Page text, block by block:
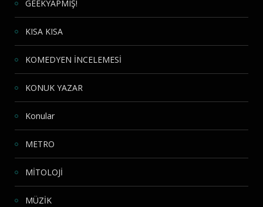
GEEKYAPMIŞ!
KISA KISA
KOMEDYEN İNCELEMESİ
KONUK YAZAR
Konular
METRO
MİTOLOJİ
MÜZİK